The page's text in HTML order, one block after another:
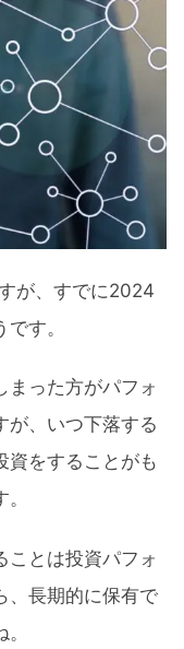
が、すでに2024
す。
まった方がパフォ
が、いつ下落する
資をすることがも
ことは投資パフォ
、長期的に保有で